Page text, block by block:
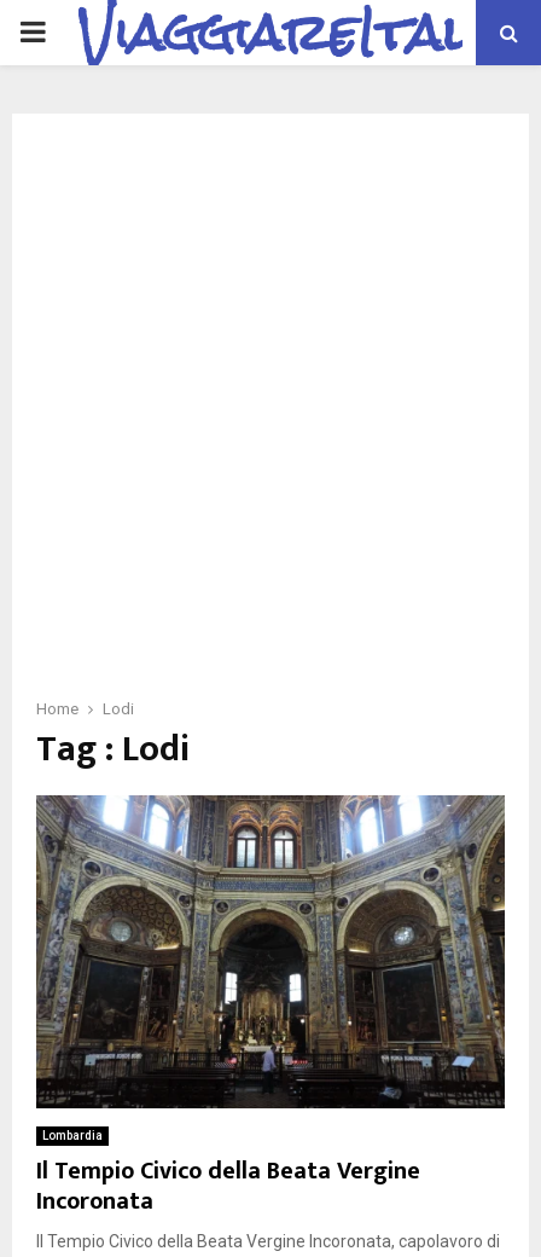
PRIMARYViaggiareItalia
Home Lodi
Tag : Lodi
Lombardia
Il Tempio Civico della Beata Vergine
Incoronata
Il Tempio Civico della Beata Vergine Incoronata, capolavoro di